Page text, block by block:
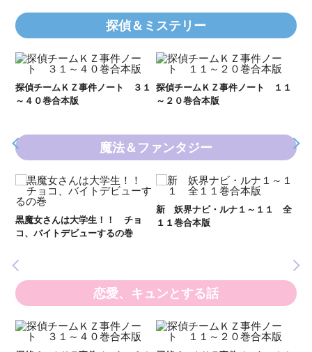
探偵＆ミステリー
探偵チームＫＺ事件ノート ３１
～４０巻合本版
探偵チームＫＺ事件ノート １１
～２０巻合本版
魔法＆ファンタジー
黒魔女さんは大学生！！ チョ
コ、バイトデビューするの巻
新 妖界ナビ・ルナ１～１１ 全
１１巻合本版
恋愛、キュンとする話